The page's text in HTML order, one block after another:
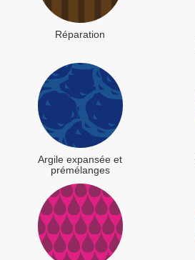
Réparation
Argile expansée et
prémélanges